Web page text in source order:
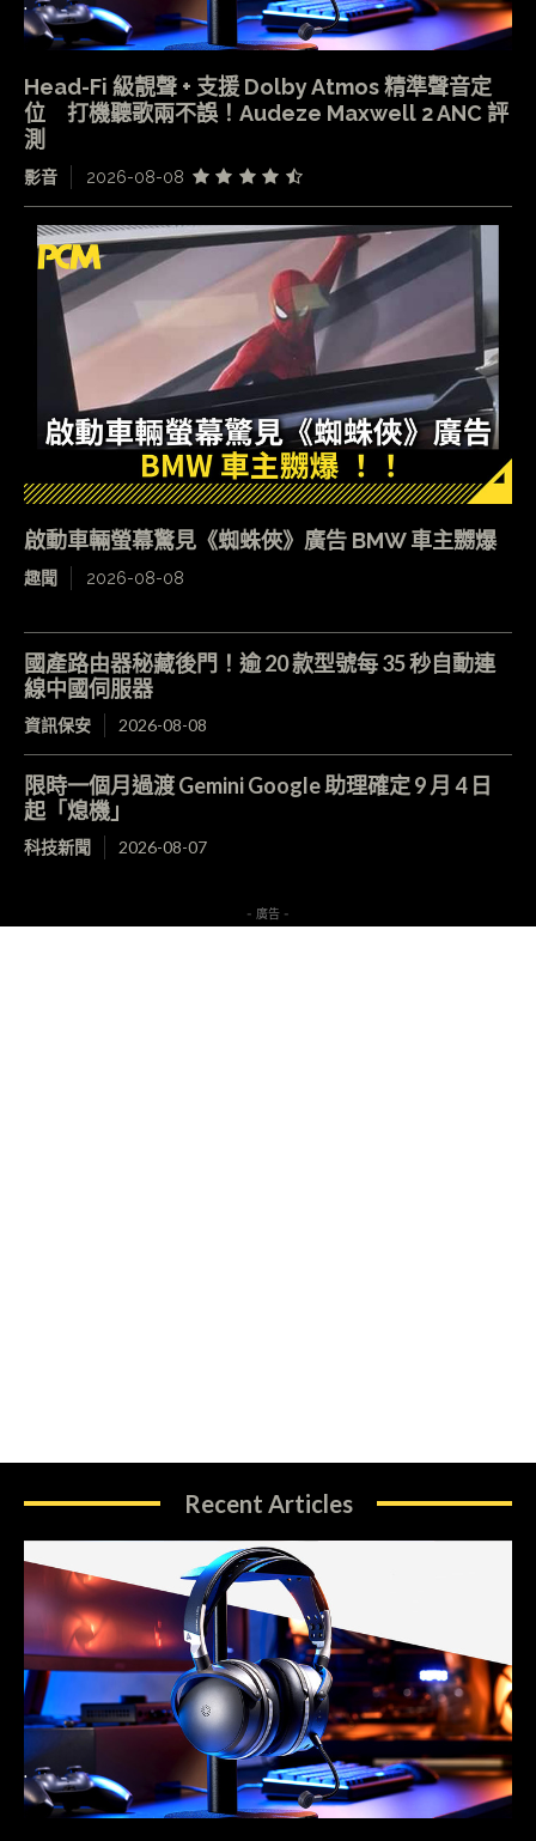
Head-Fi 級靚聲 + 支援 Dolby Atmos 精準聲音定
位 打機聽歌兩不誤！Audeze Maxwell 2 ANC 評
測
影音 2026-08-08
啟動車輛螢幕驚見《蜘蛛俠》廣告 BMW 車主嬲爆
趣聞 2026-08-08
國產路由器秘藏後門！逾 20 款型號每 35 秒自動連
線中國伺服器
資訊保安 2026-08-08
限時一個月過渡 Gemini Google 助理確定 9 月 4 日
起「熄機」
科技新聞 2026-08-07
- 廣告 -
Recent Articles